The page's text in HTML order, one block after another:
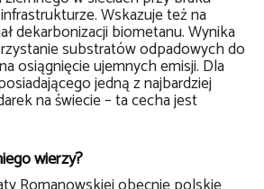
Wskazuje też na
dekarbonizacji biometanu. Wynika
substratów odpadowych do
osiągnięcie ujemnych emisji. Dla
jedną z najbardziej
na świecie – ta cecha jest
wierzy?